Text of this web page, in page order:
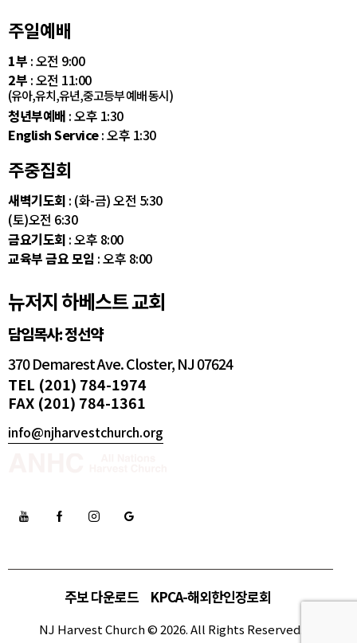
주일예배
1부 : 오전 9:00
2부 : 오전 11:00
(유아,유치,유년,중고등부 예배 동시)
청년부예배 : 오후 1:30
English Service: 오후 1:30
주중집회
새벽기도회 : (화-금) 오전 5:30
(토)오전 6:30
금요기도회 : 오후 8:00
교육부 금요 모임 : 오후 8:00
뉴저지 하베스트 교회
담임목사: 정선약
370 Demarest Ave. Closter, NJ 07624
TEL (201) 784-1974
FAX (201) 784-1361
info@njharvestchurch.org
주보 다운로드 KPCA-해외한인장로회
NJ Harvest Church © 2026. All Rights Reserved.